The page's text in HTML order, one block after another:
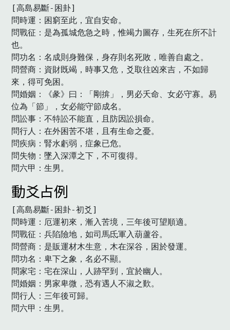
[高島易斷-困卦]
問時運：困窮至此，宜自安命。
問戰征：是為孤城危急之時，惟竭力圖存，生死在所不計
也。
問功名：名成則身難保，身存則名死敗，唯善自處之。
問營商：資財既竭，時事又危，爻取往凶來吉，不如歸
來，得可免困。
問婚姻：《彖》曰：「剛揜」，男必夭命、女必守寡。易
位為「節」，女必能守節成名。
問訟事：不特訟不能直，且防因訟損命。
問行人：在外困苦不堪，且有生命之憂。
問疾病：腎水虧弱，症象已危。
問失物：墜入深潭之下，不可復得。
問六甲：生男。
動爻占例
[高島易斷-困卦-初爻]
問時運：厄運初來，漸入苦境，三年後可望順適。
問戰征：兵陷險地，如司馬氐軍入葫蘆谷。
問營商：是販運材木生意，木在深谷，困於發運。
問功名：卑下之象，名必不顯。
問家宅：宅在深山，人跡罕到，宜於幽人。
問婚姻：男家卑微，恐有遇人不淑之歎。
問行人：三年後可歸。
問六甲：生男。